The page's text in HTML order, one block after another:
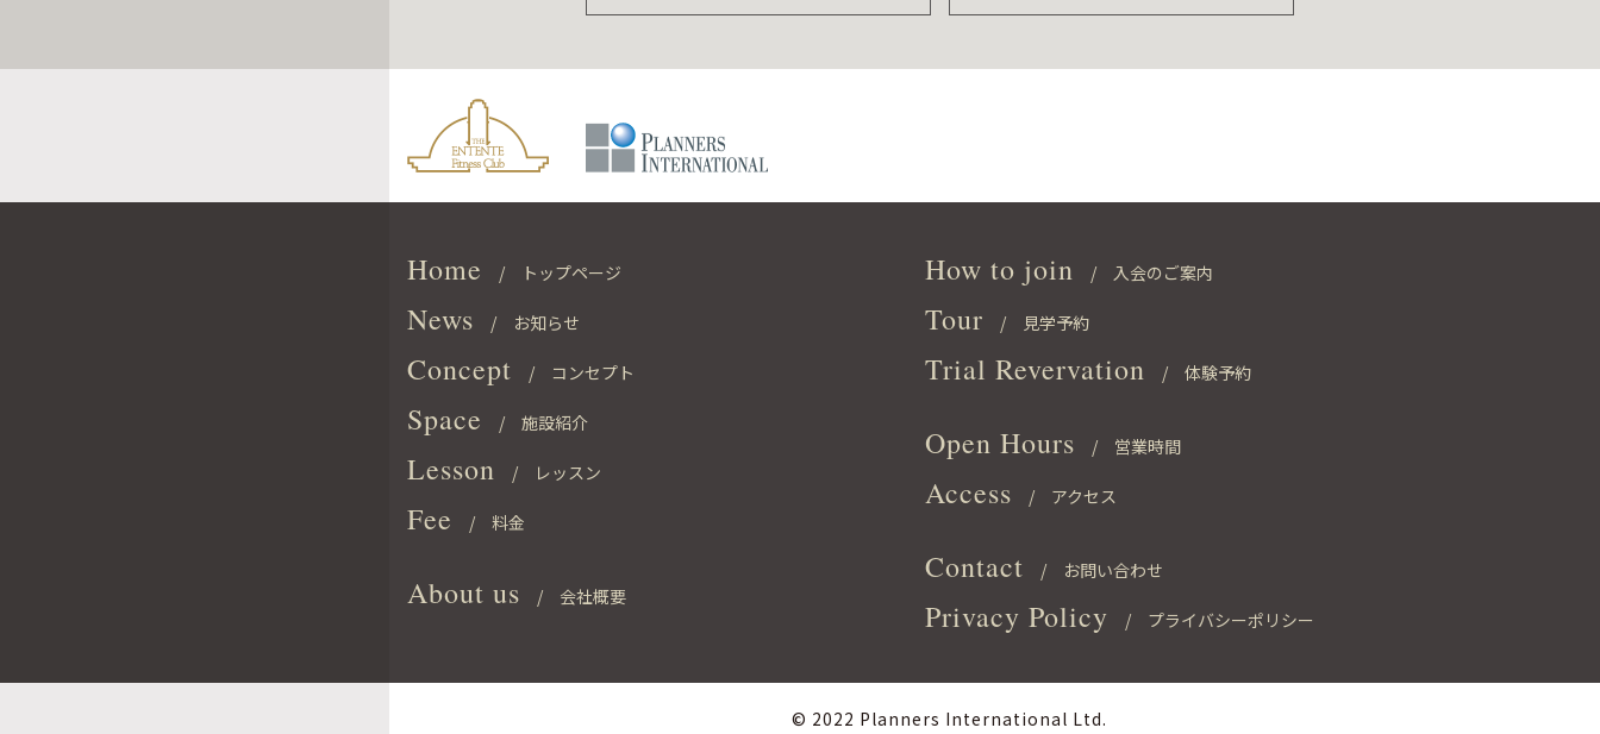
Home / トップページ
News / お知らせ
Concept / コンセプト
Space / 施設紹介
Lesson / レッスン
Fee / 料金
About us / 会社概要
How to join / 入会のご案内
Tour / 見学予約
Trial Revervation / 体験予約
Open Hours / 営業時間
Access / アクセス
Contact / お問い合わせ
Privacy Policy / プライバシーポリシー
© 2022 Planners International Ltd.